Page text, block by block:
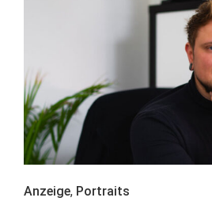
Anzeige, Portraits